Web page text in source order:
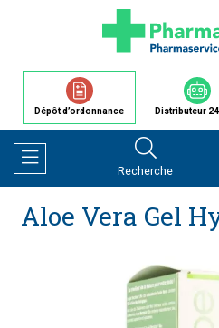
Dépôt d’ordonnance Distributeur
Afficher la navigation
Recherche
Aloe Vera Gel